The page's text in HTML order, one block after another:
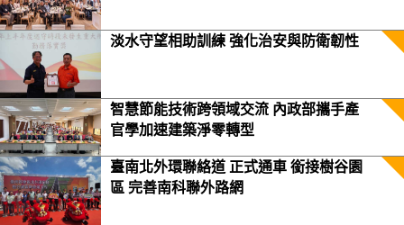
淡水守望相助訓練 強化治安與防衛韌性
智慧節能技術跨領域交流 內政部攜手產
官學加速建築淨零轉型
臺南北外環聯絡道 正式通車 銜接樹谷園
區 完善南科聯外路網